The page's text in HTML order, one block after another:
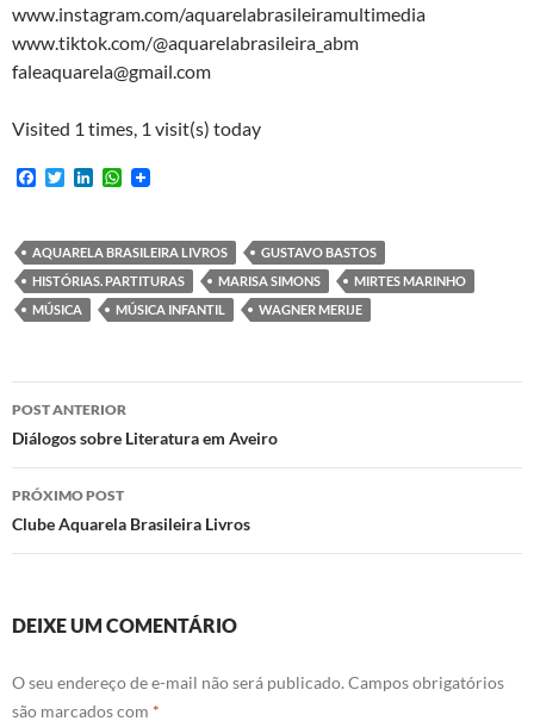
www.instagram.com/aquarelabrasileiramultimedia
www.tiktok.com/@aquarelabrasileira_abm
faleaquarela@gmail.com
Visited 1 times, 1 visit(s) today
F
b
o
o
k
T
t
e
r
e
d
I
n
W
s
A
p
p
AQUARELA BRASILEIRA LIVROS
GUSTAVO BASTOS
HISTÓRIAS. PARTITURAS
MARISA SIMONS
MIRTES MARINHO
MÚSICA
MÚSICA INFANTIL WAGNER MERIJE
Navegação
de
posts
POST ANTERIOR
Diálogos sobre Literatura em Aveiro
PRÓXIMO POST
Clube Aquarela Brasileira Livros
DEIXE UM COMENTÁRIO
O seu endereço de e-mail não será publicado. Campos obrigatórios
são marcados com *